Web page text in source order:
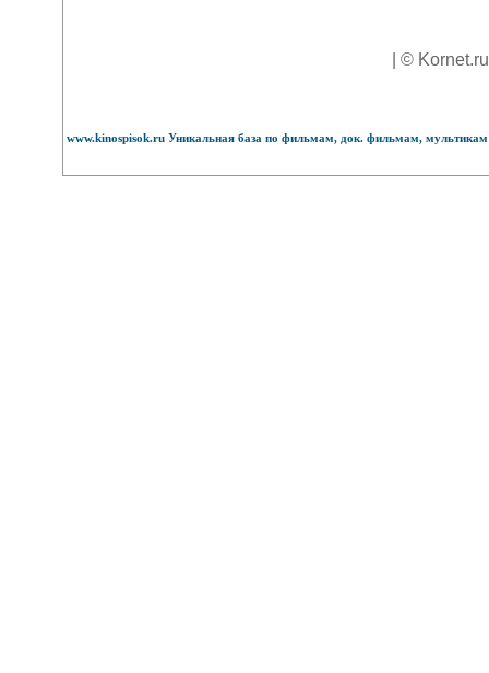
| ©
www.kinospisok.ru Уникальная база по фильмам, док. фильмам,